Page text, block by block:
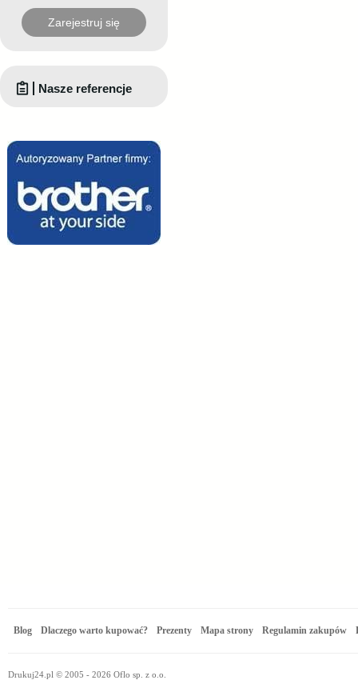
Zarejestruj się
Nasze referencje
Blog Dlaczego warto kupować? Prezenty Mapa strony Regulamin zakupów
Drukuj24.pl © 2005 - 2026 Oflo sp. z o.o.